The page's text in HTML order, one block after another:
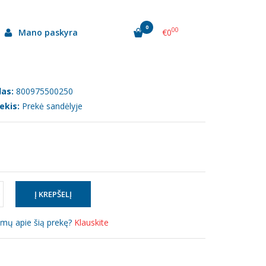
Mano paskyra 0 €000
G
800975500250
Prekė sandėlyje
apie šią prekę? Klauskite